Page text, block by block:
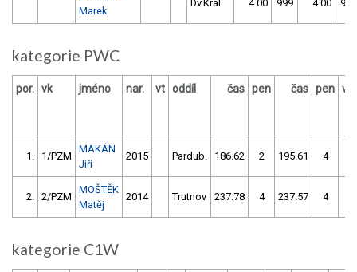
Marek
Dv.Král. 4.00 999 4.00 999
kategorie PWC
por. vk jméno nar. vt oddíl čas pen čas pen
1. 1/PZM
MAKÁN
Jiří
2015 Pardub. 186.62 2 195.61 4
2. 2/PZM
MOŠTĚK
Matěj
2014 Trutnov 237.78 4 237.57 4
kategorie C1W